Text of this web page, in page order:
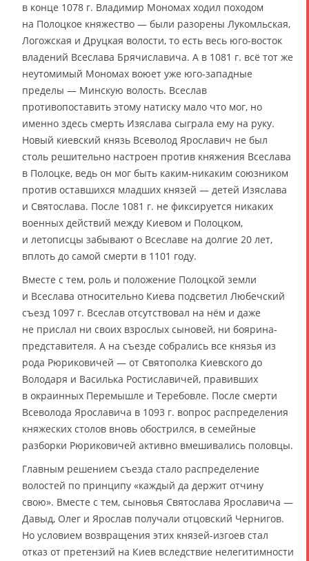
в конце 1078 г. Владимир Мономах ходил походом
на Полоцкое княжество — были разорены Лукомльская,
Логожская и Друцкая волости, то есть весь юго-восток
владений Всеслава Брячиславича. А в 1081 г. всё тот же
неутомимый Мономах воюет уже юго-западные
пределы — Минскую волость. Всеслав
противопоставить этому натиску мало что мог, но
именно здесь смерть Изяслава сыграла ему на руку.
Новый киевский князь Всеволод Ярославич не был
столь решительно настроен против княжения Всеслава
в Полоцке, ведь он мог быть каким-никаким союзником
против оставшихся младших князей — детей Изяслава
и Святослава. После 1081 г. не фиксируется никаких
военных действий между Киевом и Полоцком,
и летописцы забывают о Всеславе на долгие 20 лет,
вплоть до самой смерти в 1101 году.
Вместе с тем, роль и положение Полоцкой земли
и Всеслава относительно Киева подсветил Любечский
съезд 1097 г. Всеслав отсутствовал на нём и даже
не прислал ни своих взрослых сыновей, ни боярина-
представителя. А на съезде собрались все князья из
рода Рюриковичей — от Святополка Киевского до
Володаря и Василька Ростиславичей, правивших
в окраинных Перемышле и Теребовле. После смерти
Всеволода Ярославича в 1093 г. вопрос распределения
княжеских столов вновь обострился, в семейные
разборки Рюриковичей активно вмешивались половцы.
Главным решением съезда стало распределение
волостей по принципу «каждый да держит отчину
свою». Вместе с тем, сыновья Святослава Ярославича —
Давыд, Олег и Ярослав получали отцовский Чернигов.
Но условием возвращения этих князей-изгоев стал
отказ от претензий на Киев вследствие нелегитимности